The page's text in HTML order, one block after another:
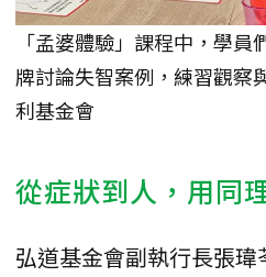
「孟婆體驗」課程中，學
牌討論失智案例，練習觀察
利基金會
從症狀到人，用同
弘道基金會副執行長張瑋